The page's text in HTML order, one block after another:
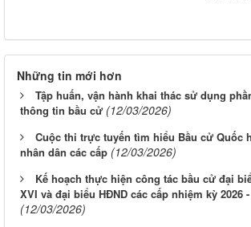
Những tin mới hơn
Tập huấn, vận hành khai thác sử dụng
thông tin bầu cử (12/03/2026)
Cuộc thi trực tuyến tìm hiểu Bầu cử Quốc
nhân dân các cấp (12/03/2026)
Kế hoạch thực hiện công tác bầu cử đại
XVI và đại biểu HĐND các cấp nhiệm kỳ 2026 -
(12/03/2026)